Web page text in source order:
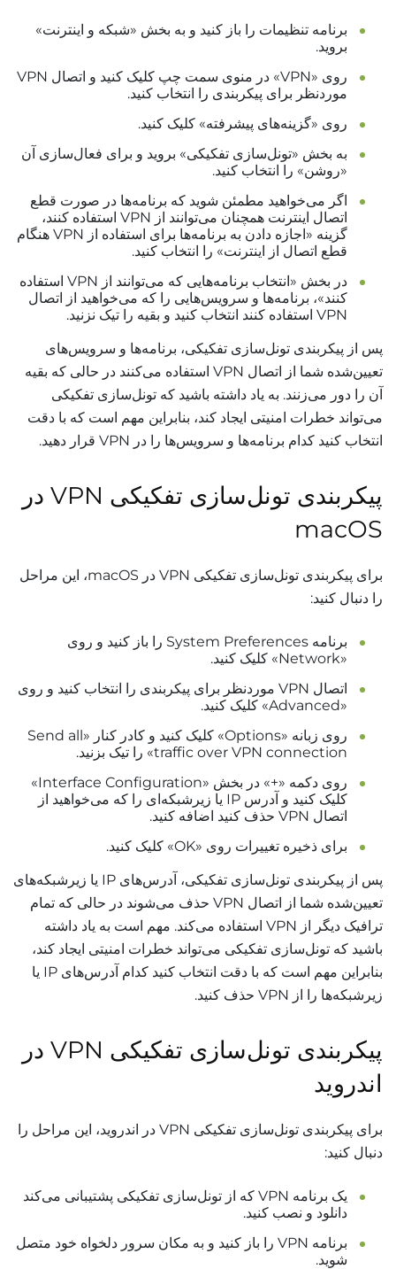
برنامه تنظیمات را باز کنید و به بخش «شبکه و اینترنت»
بروید.
روی «VPN» در منوی سمت چپ کلیک کنید و اتصال VPN
موردنظر برای پیکربندی را انتخاب کنید.
روی «گزینه‌های پیشرفته» کلیک کنید.
به بخش «تونل‌سازی تفکیکی» بروید و برای فعال‌سازی آن
«روشن» را انتخاب کنید.
اگر می‌خواهید مطمئن شوید که برنامه‌ها در صورت قطع
اتصال اینترنت همچنان می‌توانند از VPN استفاده کنند،
گزینه «اجازه دادن به برنامه‌ها برای استفاده از VPN هنگام
قطع اتصال از اینترنت» را انتخاب کنید.
در بخش «انتخاب برنامه‌هایی که می‌توانند از VPN استفاده
کنند»، برنامه‌ها و سرویس‌هایی را که می‌خواهید از اتصال
VPN استفاده کنند انتخاب کنید و بقیه را تیک نزنید.
پس از پیکربندی تونل‌سازی تفکیکی، برنامه‌ها و سرویس‌های
تعیین‌شده شما از اتصال VPN استفاده می‌کنند در حالی که بقیه
آن را دور می‌زنند. به یاد داشته باشید که تونل‌سازی تفکیکی
می‌تواند خطرات امنیتی ایجاد کند، بنابراین مهم است که با دقت
انتخاب کنید کدام برنامه‌ها و سرویس‌ها را در VPN قرار دهید.
پیکربندی تونل‌سازی تفکیکی VPN در
macOS
برای پیکربندی تونل‌سازی تفکیکی VPN در macOS، این مراحل
را دنبال کنید:
برنامه System Preferences را باز کنید و روی
«Network» کلیک کنید.
اتصال VPN موردنظر برای پیکربندی را انتخاب کنید و روی
«Advanced» کلیک کنید.
روی زبانه «Options» کلیک کنید و کادر کنار «Send all
traffic over VPN connection» را تیک بزنید.
روی دکمه «+» در بخش «Interface Configuration»
کلیک کنید و آدرس IP یا زیرشبکه‌ای را که می‌خواهید از
اتصال VPN حذف کنید اضافه کنید.
برای ذخیره تغییرات روی «OK» کلیک کنید.
پس از پیکربندی تونل‌سازی تفکیکی، آدرس‌های IP یا زیرشبکه‌های
تعیین‌شده شما از اتصال VPN حذف می‌شوند در حالی که تمام
ترافیک دیگر از VPN استفاده می‌کند. مهم است به یاد داشته
باشید که تونل‌سازی تفکیکی می‌تواند خطرات امنیتی ایجاد کند،
بنابراین مهم است که با دقت انتخاب کنید کدام آدرس‌های IP یا
زیرشبکه‌ها را از VPN حذف کنید.
پیکربندی تونل‌سازی تفکیکی VPN در
اندروید
برای پیکربندی تونل‌سازی تفکیکی VPN در اندروید، این مراحل را
دنبال کنید:
یک برنامه VPN که از تونل‌سازی تفکیکی پشتیبانی می‌کند
دانلود و نصب کنید.
برنامه VPN را باز کنید و به مکان سرور دلخواه خود متصل
شوید.